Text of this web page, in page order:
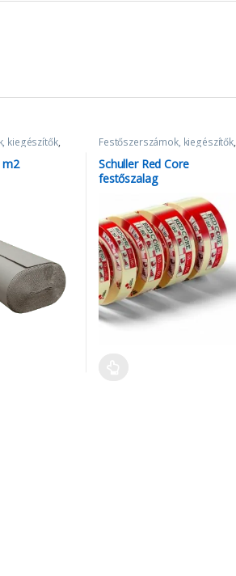
kiegészítők,
m2
Festőszerszámok, kiegészítők,
Schuller Red Core
festőszalag